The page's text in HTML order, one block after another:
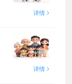
详情 >
详情 >